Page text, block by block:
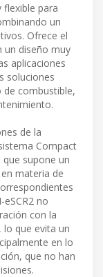
flexible para
un
Ofrece el
un diseño muy
aplicaciones
soluciones
de combustible,
de la
Compact
supone un
materia de
no
con la
lo que evita un
en lo
que no han